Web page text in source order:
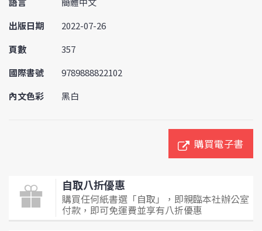
出版日期
2022-07-26
頁數
357
國際書號
9789888822102
內文色彩
黑白
購買電子書
自取八折優惠
購買任何紙書選「自取」，即親臨本社辦公室
付款，即可免運費並享有八折優惠